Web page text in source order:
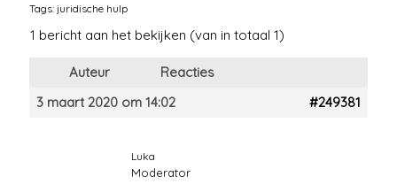
Tags: juridische hulp
1 bericht aan het bekijken (van in totaal 1)
Auteur
Reacties
3 maart 2020 om 14:02
#249381
Luka
Moderator